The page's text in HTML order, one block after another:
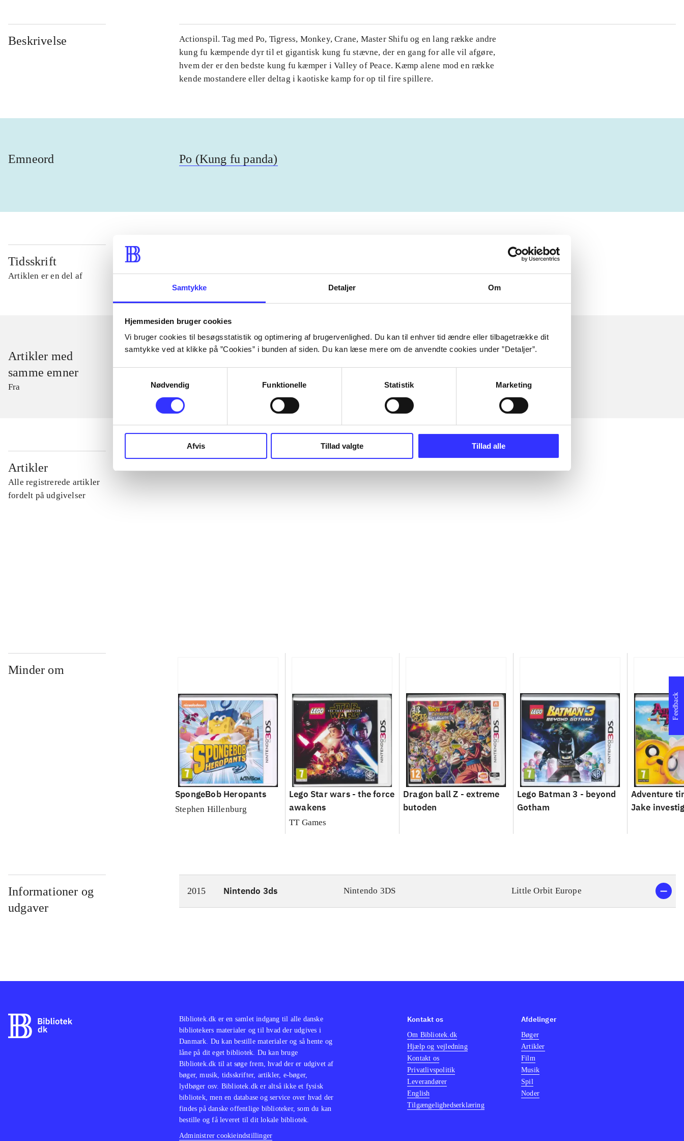
Samtykke Detaljer Om
Hjemmesiden bruger cookies
Vi bruger cookies til besøgsstatistik og optimering af brugervenlighed. Du kan til enhver tid ændre eller tilbagetrække dit
samtykke ved at klikke på ”Cookies” i bunden af siden. Du kan læse mere om de anvendte cookies under ”Detaljer”.
Nødvendig
Funktionelle Statistik Marketing
Afvis Tillad valgte Tillad alle
Beskrivelse
Actionspil. Tag med Po, Tigress, Monkey, Crane, Master Shifu og en lang række andre
kung fu kæmpende dyr til et gigantisk kung fu stævne, der en gang for alle vil afgøre,
hvem der er den bedste kung fu kæmper i Valley of Peace. Kæmp alene mod en række
kende mostandere eller deltag i kaotiske kamp for op til fire spillere.
Emneord Po (Kung fu panda)
Tidsskrift
Artiklen er en del af
Artikler med
samme emner
Fra
Artikler
Alle registrerede artikler
fordelt på udgivelser
...
Minder om
SpongeBob Heropants
Stephen Hillenburg
Lego Star wars - the force
awakens
TT Games
Dragon ball Z - extreme
butoden
Lego Batman 3 - beyond
Gotham
Adventure
Jake
Informationer og
udgaver
2015 Nintendo 3ds Nintendo 3DS Little Orbit Europe
Feedback
Bibliotek.dk er en samlet indgang til alle danske
bibliotekers materialer og til hvad der udgives i
Danmark. Du kan bestille materialer og så hente og
låne på dit eget bibliotek. Du kan bruge
Bibliotek.dk til at søge frem, hvad der er udgivet af
bøger, musik, tidsskrifter, artikler, e-bøger,
lydbøger osv. Bibliotek.dk er altså ikke et fysisk
bibliotek, men en database og service over hvad der
findes på danske offentlige biblioteker, som du kan
bestille og få leveret til dit lokale bibliotek.
Administrer cookieindstillinger
Kontakt os
Om Bibliotek.dk
Hjælp og vejledning
Kontakt os
Privatlivspolitik
Leverandører
English
Tilgængelighedserklæring
Afdelinger
Bøger
Artikler
Film
Musik
Spil
Noder